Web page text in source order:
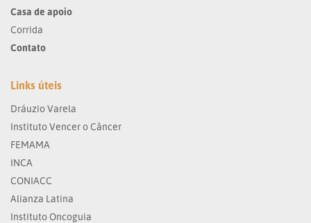
Casa de apoio
Corrida
Contato
Links úteis
Dráuzio Varela
Instituto Vencer o Câncer
FEMAMA
INCA
CONIACC
Alianza Latina
Instituto Oncoguia